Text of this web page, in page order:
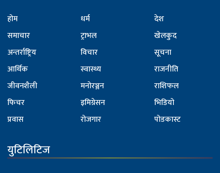
होम
समाचार
अन्तर्राष्ट्रिय
आर्थिक
जीवनशैली
फिचर
प्रवास
धर्म
ट्राभल
विचार
स्वास्थ्य
मनोरञ्जन
इमिग्रेसन
रोजगार
देश
खेलकुद
सूचना
राजनीति
राशिफल
भिडियो
पोडकास्ट
युटिलिटिज